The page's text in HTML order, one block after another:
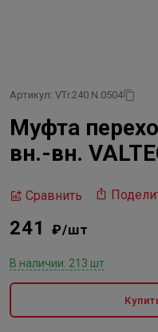
Артикул: VTr.240.N.0504
Муфта
вн.-вн.
Сравнить
241 ₽/шт
В наличии: 213 шт